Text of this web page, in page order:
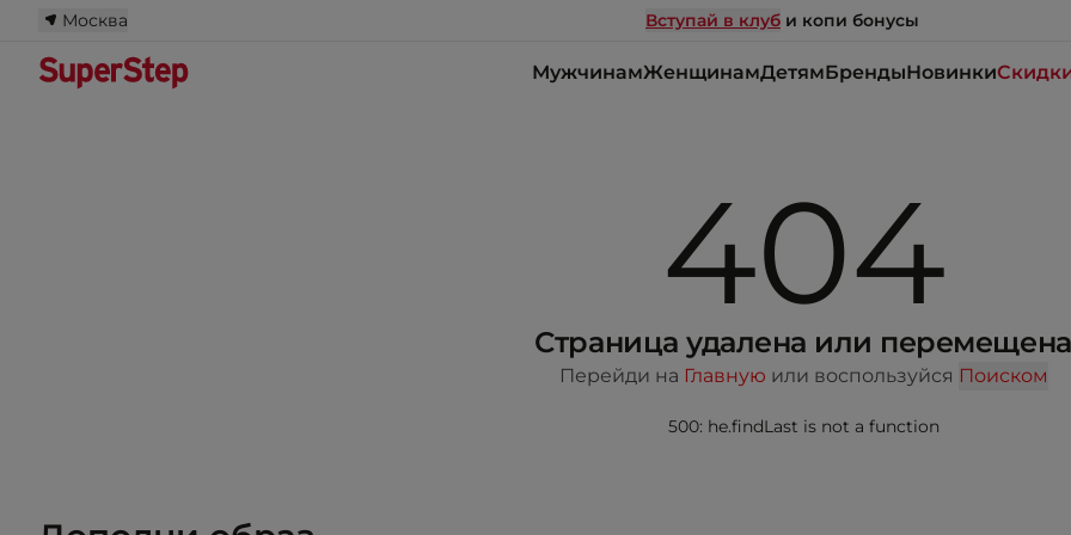
Москва Вступай в клуб и копи бонусы
МужчинамЖенщинамДетямБрендыНовинки
404
Страница удалена или перемещена
Перейди на Главную или воспользуйся Поиском
500: he.findLast is not a function